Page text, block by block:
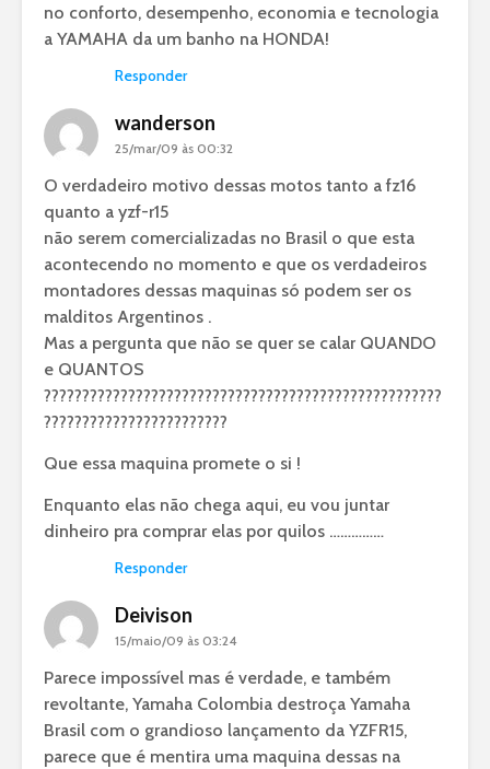
no conforto, desempenho, economia e tecnologia
a YAMAHA da um banho na HONDA!
Responder
wanderson
25/mar/09 às 00:32
O verdadeiro motivo dessas motos tanto a fz16
quanto a yzf-r15
não serem comercializadas no Brasil o que esta
acontecendo no momento e que os verdadeiros
montadores dessas maquinas só podem ser os
malditos Argentinos .
Mas a pergunta que não se quer se calar QUANDO
e QUANTOS
????????????????????????????????????????????????????
????????????????????????
Que essa maquina promete o si !
Enquanto elas não chega aqui, eu vou juntar
dinheiro pra comprar elas por quilos ……………
Responder
Deivison
15/maio/09 às 03:24
Parece impossível mas é verdade, e também
revoltante, Yamaha Colombia destroça Yamaha
Brasil com o grandioso lançamento da YZFR15,
parece que é mentira uma maquina dessas na